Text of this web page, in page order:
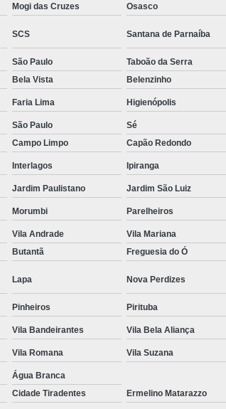
de Feridas
Tratamento para
Intermitente
Tratamento
Varicosa
Tratamento Hiperbárico
Campina Grande
Tratamento
em São Paulo
Tratamento
em Taubaté
Tratamento Hiperbárico
para Cicatrização de Ferida
para Lesão Vascular
Hiperbárica
Hiperbárica
Tratamento em Câmara
Câmara Hiperbárica
Tratamento
Campina Grande
Tratamento
em São Paulo
Tratamento
em Taubaté
Tratamento Oxigenação
Tratamento de Feridas
Tratamento de Oxigenoterapia em
em João Pessoa
em Sorocaba
Tratamento de
Mogi das Cruzes Osasco
SCS Santana de Parnaíba
São Paulo Taboão da Serra
Bela Vista Belenzinho
Faria Lima Higienópolis
São Paulo Sé
Campo Limpo Capão Redondo
Interlagos Ipiranga
Jardim Paulistano Jardim São Luiz
Morumbi Parelheiros
Vila Andrade Vila Mariana
Butantã Freguesia do Ó
Lapa Nova Perdizes
Pinheiros Pirituba
Vila Bandeirantes Vila Bela Aliança
Vila Romana Vila Suzana
Água Branca
Cidade Tiradentes Ermelino Matarazzo